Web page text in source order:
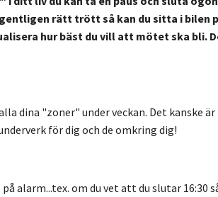
rätt trött så kan du sitta i bilen
hur bäst du vill att mötet ska
dina "zoner" under veckan. Det kanske
för dig och de omkring dig!
alarm...tex. om du vet att du slutar 16:30